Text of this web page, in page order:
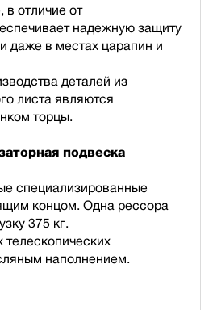
в отличие от
надежную защиту
даже в местах царапин и
деталей из
листа являются
торцы.
подвеска
специализированные
концом. Одна рессора
375 кг.
телескопических
наполнением.